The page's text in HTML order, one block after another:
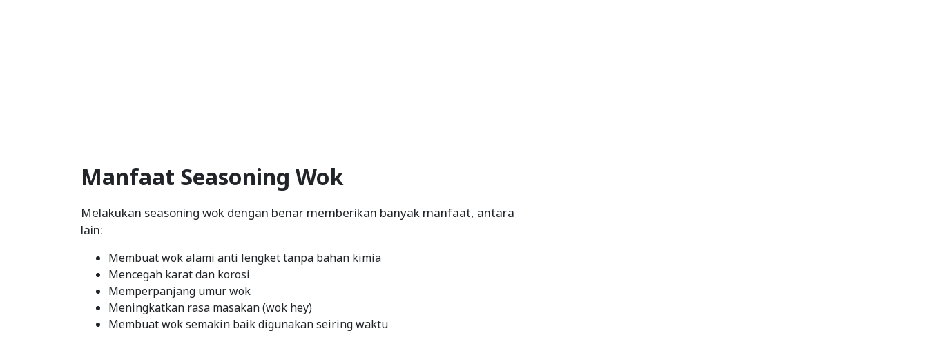
Manfaat Seasoning Wok
Melakukan seasoning wok dengan benar memberikan banyak manfaat, antara
lain:
Membuat wok alami anti lengket tanpa bahan kimia
Mencegah karat dan korosi
Memperpanjang umur wok
Meningkatkan rasa masakan (wok hey)
Membuat wok semakin baik digunakan seiring waktu